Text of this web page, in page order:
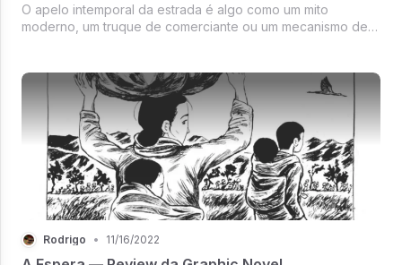
O apelo intemporal da estrada é algo como um mito
moderno, um truque de comerciante ou um mecanismo de
e para encontrarmos a...
Rodrigo • 11/16/2022